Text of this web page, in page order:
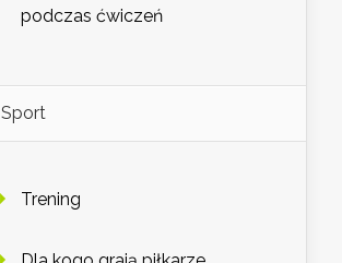
podczas ćwiczeń
Sport
Trening